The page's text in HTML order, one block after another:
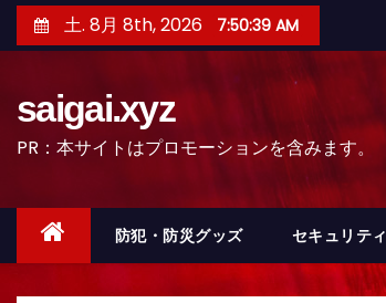
ン
ッ
土. 8月 8th, 2026 7:50:41 AM
saigai.xyz
PR：本サイトはプロモーションを含みます。
防犯・防災グッズ セキュリティ